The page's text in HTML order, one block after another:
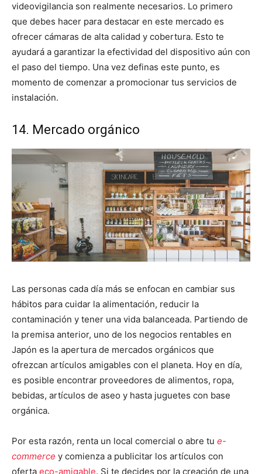
videovigilancia son realmente necesarios. Lo primero
que debes hacer para destacar en este mercado es
ofrecer cámaras de alta calidad y cobertura. Esto te
ayudará a garantizar la efectividad del dispositivo aún con
el paso del tiempo. Una vez definas este punto, es
momento de comenzar a promocionar tus servicios de
instalación.
14. Mercado orgánico
Las personas cada día más se enfocan en cambiar sus
hábitos para cuidar la alimentación, reducir la
contaminación y tener una vida balanceada. Partiendo de
la premisa anterior, uno de los negocios rentables en
Japón es la apertura de mercados orgánicos que
ofrezcan artículos amigables con el planeta. Hoy en día,
es posible encontrar proveedores de alimentos, ropa,
bebidas, artículos de aseo y hasta juguetes con base
orgánica.
Por esta razón, renta un local comercial o abre tu e-
commerce y comienza a publicitar los artículos con
oferta eco-amigable. Si te decides por la creación de una